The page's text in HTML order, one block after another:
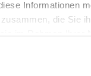
Informationen
die Sie
im Rahmen Ihrer
·